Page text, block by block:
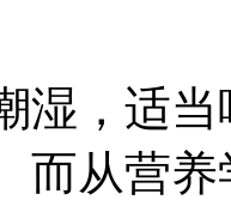
湿，适
而从营